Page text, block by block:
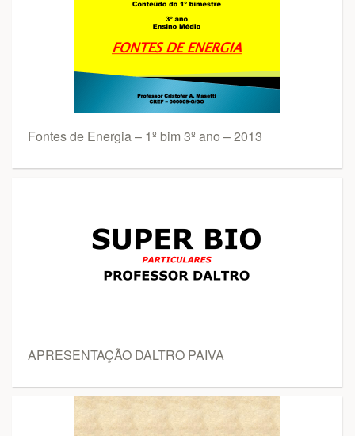
Fontes de Energia – 1º bim 3º ano – 2013
APRESENTAÇÃO DALTRO PAIVA